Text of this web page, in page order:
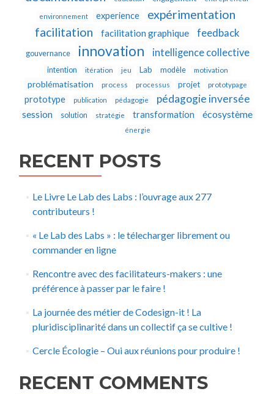
environnement experience
expérimentation
facilitation
facilitation graphique feedback
gouvernance innovation intelligence collective
intention itération jeu Lab modèle motivation
problématisation process processus projet prototypage
prototype publication pédagogie pédagogie inversée
session solution stratégie transformation écosystème
énergie
RECENT POSTS
Le Livre Le Lab des Labs : l’ouvrage aux 277
contributeurs !
« Le Lab des Labs » : le télecharger librement ou
commander en ligne
Rencontre avec des facilitateurs-makers : une
préférence à passer par le faire !
La journée des métier de Codesign-it ! La
pluridisciplinarité dans un collectif ça se cultive !
Cercle Écologie – Oui aux réunions pour produire !
RECENT COMMENTS